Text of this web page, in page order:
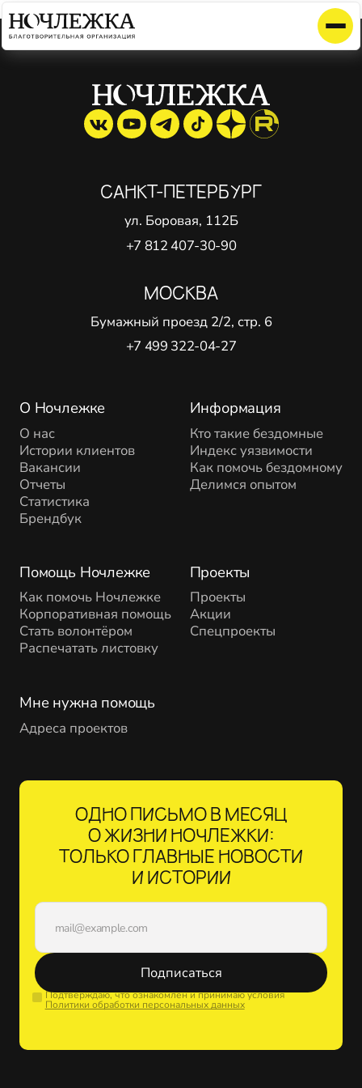
Элемент не найден!
О Ночлежке
О нас
Истории клиентов
Вакансии
Отчеты
Статистика
Брендбук
Помощь Ночлежке
Как помочь Ночлежке
Корпоративная помощь
Стать волонтёром
Распечатать листовку
Проекты
Проекты
Акции
Спецпроекты
Информация
Кто такие бездомные
Индекс уязвимости
Как помочь бездомному
Делимся опытом
Мне нужна помощь
Адреса проектов
САНКТ-ПЕТЕРБУРГ
ул. Боровая, 112Б
+7 812 407-30-90
МОСКВА
Бумажный проезд 2/2, стр. 6
+7 499 322-04-27
ОДНО ПИСЬМО В МЕСЯЦ
О ЖИЗНИ НОЧЛЕЖКИ:
ТОЛЬКО ГЛАВНЫЕ НОВОСТИ
И ИСТОРИИ
Подписаться
Подтверждаю, что ознакомлен и принимаю условия
Политики обработки персональных данных